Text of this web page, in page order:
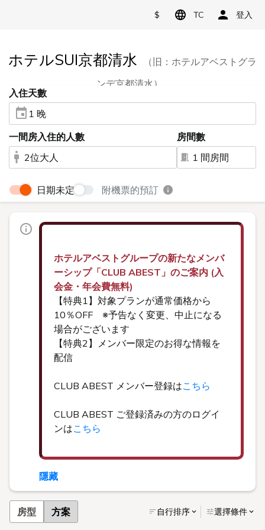
$ TC 登入
ホテルSUI京都清水
（旧：ホテルアベストグラ
ンデ京都清水）
入住天數
1 晚
一間房入住的人數
2位大人
房間數
1 間房間
日期未定 附機票的預訂
ホテルアベストグループの新たなメンバ
ーシップ「CLUB ABEST」のご案内 (入
会金・年会費無料)
【特典1】対象プランが通常価格から
10％OFF ※予告なく変更、中止になる
場合がございます
【特典2】メンバー限定のお得な情報を
配信
CLUB ABEST メンバー登録はこちら
CLUB ABEST ご登録済みの方のログイ
ンはこちら
隱藏
房型 方案 自行排序 選擇條件